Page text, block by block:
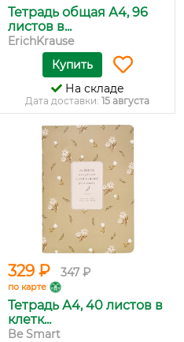
Тетрадь общая А4, 96
листов в...
ErichKrause
Купить
На складе
Дата доставки: 15 августа
329 ₽ 347 ₽
по карте
Тетрадь А4, 40 листов в
клетк...
Be Smart